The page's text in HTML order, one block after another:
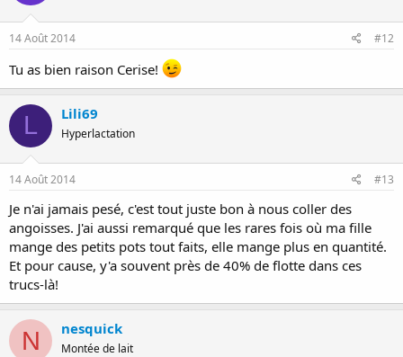
14 Août 2014 #12
Tu as bien raison Cerise!
L Lili69
Hyperlactation
14 Août 2014 #13
Je n'ai jamais pesé, c'est tout juste bon à nous coller des
angoisses. J'ai aussi remarqué que les rares fois où ma fille
mange des petits pots tout faits, elle mange plus en quantité.
Et pour cause, y'a souvent près de 40% de flotte dans ces
trucs-là!
N nesquick
Montée de lait